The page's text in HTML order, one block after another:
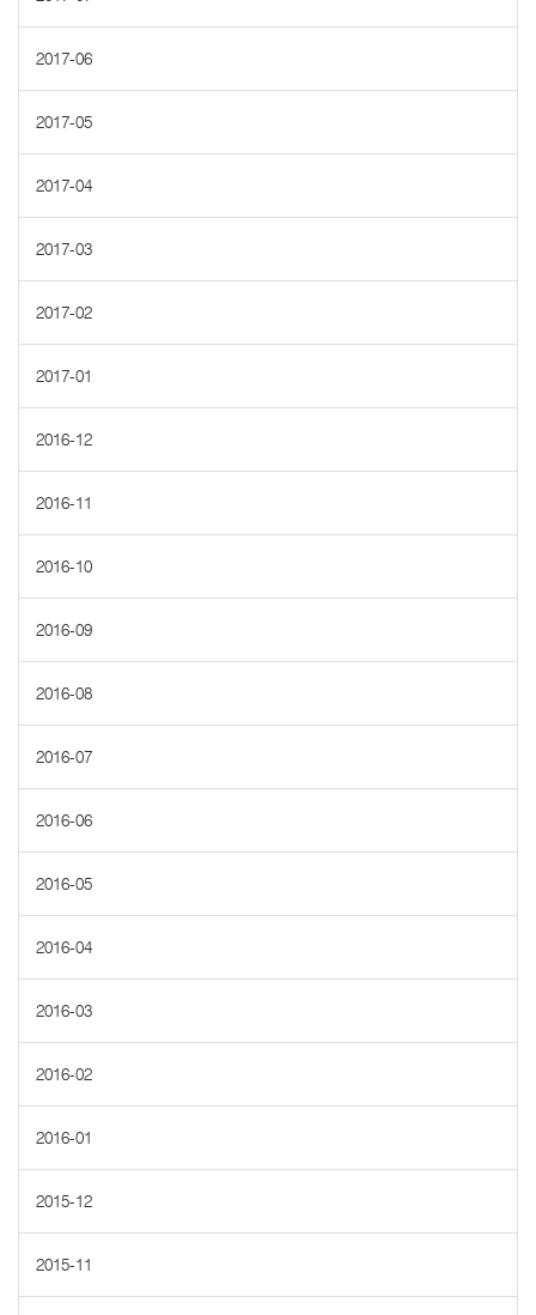
2017-06
2017-05
2017-04
2017-03
2017-02
2017-01
2016-12
2016-11
2016-10
2016-09
2016-08
2016-07
2016-06
2016-05
2016-04
2016-03
2016-02
2016-01
2015-12
2015-11